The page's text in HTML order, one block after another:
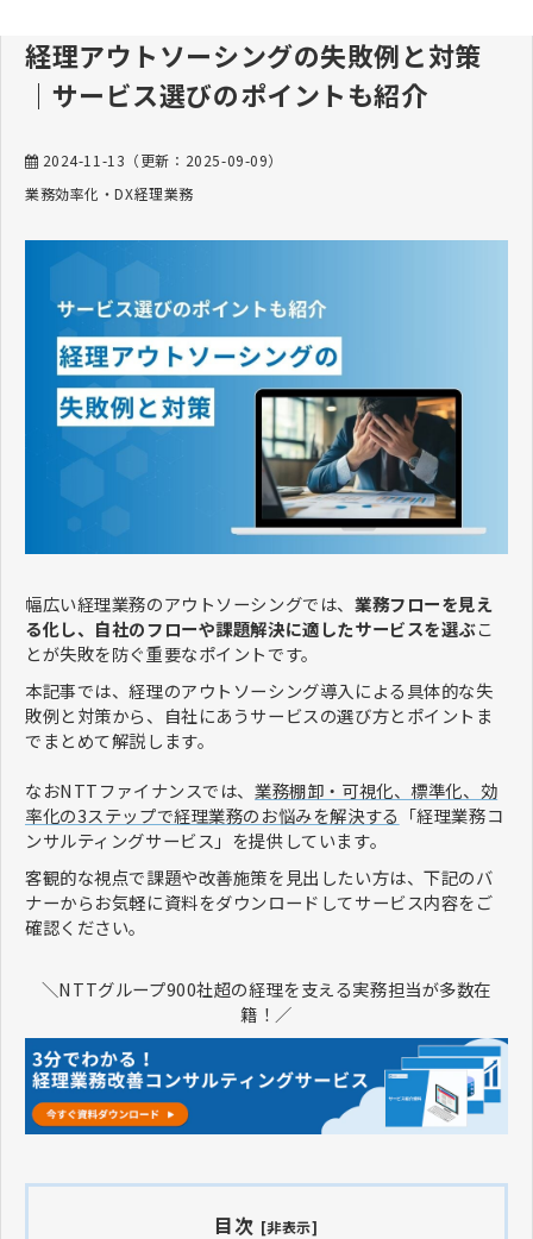
経理アウトソーシングの失敗例と対策
｜サービス選びのポイントも紹介
2024-11-13 （更新： 2025-09-09）
業務効率化・DX経理業務
幅広い経理業務のアウトソーシングでは、 業務フローを見え
る化し、自社のフローや課題解決に適したサービスを選ぶこ
とが失敗を防ぐ重要なポイントです。
本記事では、経理のアウトソーシング導入による具体的な失
敗例と対策から、自社にあうサービスの選び方とポイントま
でまとめて解説します。
なおNTTファイナンスでは、業務棚卸・可視化、標準化、効
率化の3ステップで経理業務のお悩みを解決する 「経理業務コ
ンサルティングサービス」を提供しています。
客観的な視点で課題や改善施策を見出したい方は、下記のバ
ナーからお気軽に資料をダウンロードしてサービス内容をご
確認ください。
＼NTTグループ900社超の経理を支える実務担当が多数在
籍！／
目次 [非表示]